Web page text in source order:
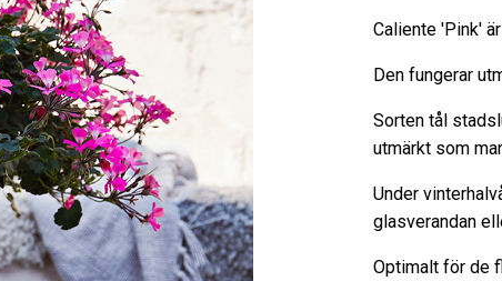
Caliente 'Pink'
Den fungerar
Sorten tål
utmärkt som
Under
glasverandan
Optimalt för de